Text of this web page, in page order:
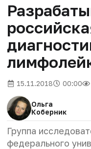
15.11.2018 00:00
Ольга
Коберник
Группа
федерального